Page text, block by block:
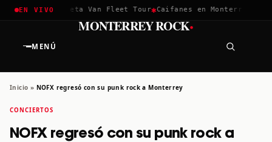
EN VIVO
2026 ✱Greta Van Fleet Tour✱Caifanes en Monterrey · 12
MENÚ
MONTERREY ROCK·
Inicio » NOFX regresó con su punk rock a Monterrey
CONCIERTOS
NOFX regresó con su punk rock a